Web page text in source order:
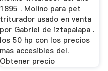
1895 . Molino para pet
triturador usado en venta
por Gabriel de iztapalapa .
los 50 hp con los precios
mas accesibles del.
Obtener precio